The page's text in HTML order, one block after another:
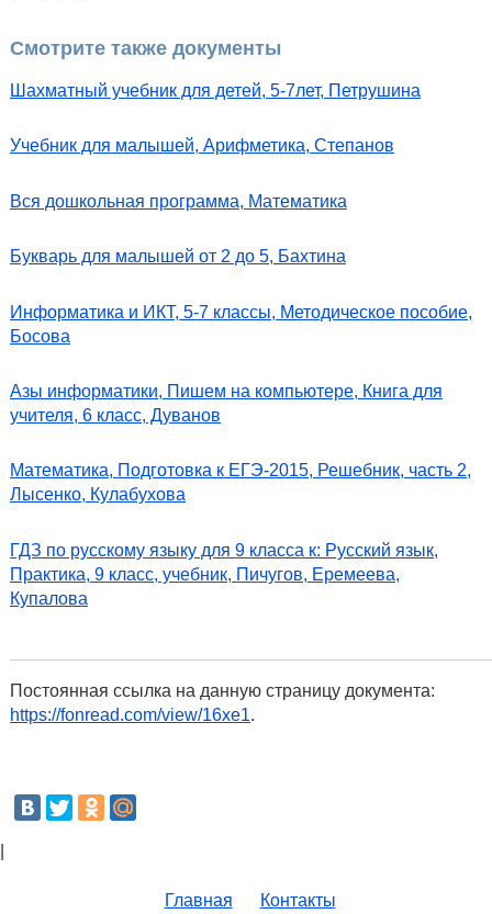
Смотрите также документы
Шахматный учебник для детей, 5-7лет, Петрушина
Учебник для малышей, Арифметика, Степанов
Вся дошкольная программа, Математика
Букварь для малышей от 2 до 5, Бахтина
Информатика и ИКТ, 5-7 классы, Методическое пособие,
Босова
Азы информатики, Пишем на компьютере, Книга для
учителя, 6 класс, Дуванов
Математика, Подготовка к ЕГЭ-2015, Решебник, часть 2,
Лысенко, Кулабухова
ГДЗ по русскому языку для 9 класса к: Русский язык,
Практика, 9 класс, учебник, Пичугов, Еремеева,
Купалова
Постоянная ссылка на данную страницу документа:
https://fonread.com/view/16xe1.
Главная Контакты